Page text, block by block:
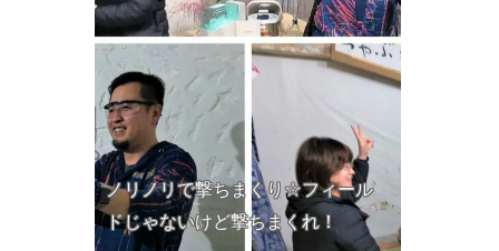
ノリノリで撃ちまくり☆フィール
ドじゃないけど撃ちまくれ！